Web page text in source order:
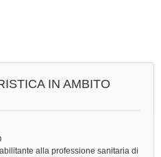
IN AMBITO
alla professione sanitaria di